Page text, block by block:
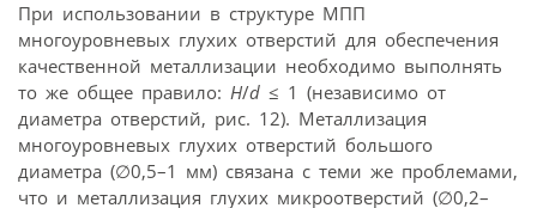
При использовании в структуре МПП
многоуровневых глухих отверстий для обеспечения
качественной металлизации необходимо выполнять
то же общее правило: Н/d ≤ 1 (независимо от
диаметра отверстий, рис. 12). Металлизация
многоуровневых глухих отверстий большого
диаметра (∅0,5–1 мм) связана с теми же проблемами,
что и металлизация глухих микроотверстий (∅0,2–